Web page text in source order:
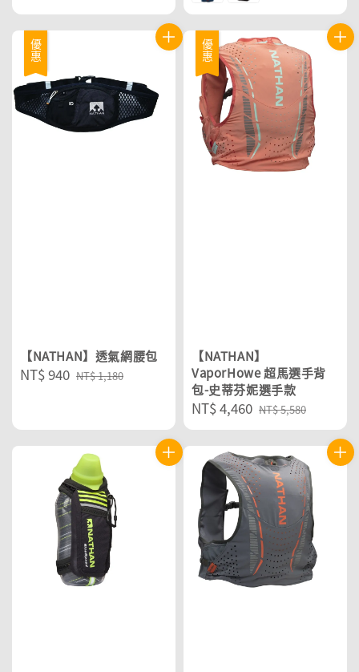
優惠
【NATHAN】透氣網腰包
Sale
NT$ 940 Regular
NT$ 1,180
優惠
【NATHAN】
VaporHowe 超馬選手背
包-史蒂芬妮選手款
Sale
price
NT$ 4,460 Regular
price
NT$ 5,580